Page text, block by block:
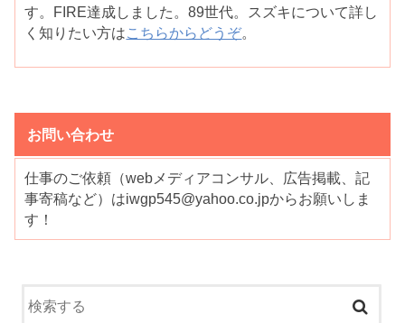
す。FIRE達成しました。89世代。スズキについて詳し
く知りたい方はこちらからどうぞ。
お問い合わせ
仕事のご依頼（webメディアコンサル、広告掲載、記
事寄稿など）はiwgp545@yahoo.co.jpからお願いしま
す！